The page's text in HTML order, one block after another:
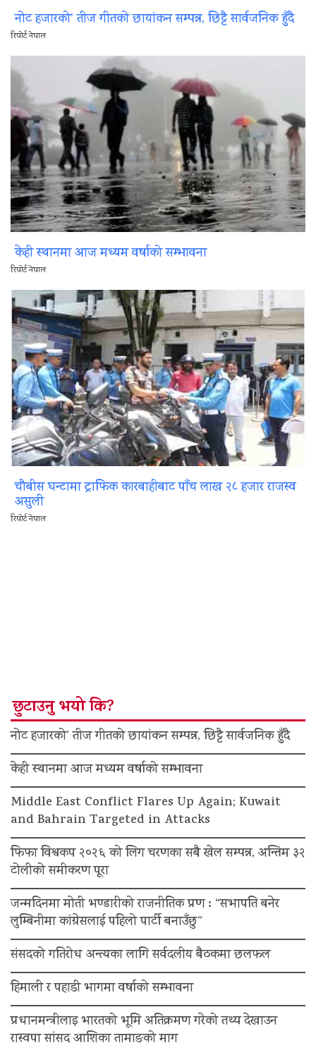
नोट हजारको’ तीज गीतको छायांकन सम्पन्न, छिट्टै सार्वजनिक हुँदै
रिपोर्ट नेपाल
केही स्थानमा आज मध्यम वर्षाको सम्भावना
रिपोर्ट नेपाल
चौबीस घन्टामा ट्राफिक कारबाहीबाट पाँच लाख २८ हजार राजस्व
असुली
रिपोर्ट नेपाल
छुटाउनु भयो कि?
नोट हजारको’ तीज गीतको छायांकन सम्पन्न, छिट्टै सार्वजनिक हुँदै
केही स्थानमा आज मध्यम वर्षाको सम्भावना
Middle East Conflict Flares Up Again; Kuwait
and Bahrain Targeted in Attacks
फिफा विश्वकप २०२६ को लिग चरणका सबै खेल सम्पन्न, अन्तिम ३२
टोलीको समीकरण पूरा
जन्मदिनमा मोती भण्डारीको राजनीतिक प्रण : “सभापति बनेर
लुम्बिनीमा कांग्रेसलाई पहिलो पार्टी बनाउँछु”
संसदको गतिरोध अन्त्यका लागि सर्वदलीय बैठकमा छलफल
हिमाली र पहाडी भागमा वर्षाको सम्भावना
प्रधानमन्त्रीलाइ भारतको भूमि अतिक्रमण गरेको तथ्य देखाउन
रास्वपा सांसद आशिका तामाङको माग